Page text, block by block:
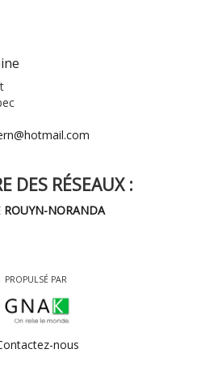
DES RÉSEAUX :
ROUYN-NORANDA
PROPULSÉ PAR
nous